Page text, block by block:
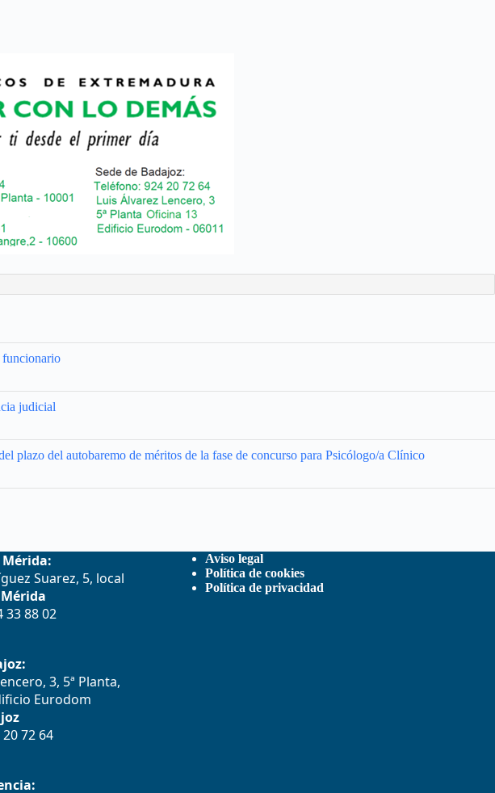
funcionario
judicial
plazo del autobaremo de méritos de la fase de concurso para Psicólogo/a Clínico
Mérida:
Suarez, 5, local
Mérida
33 88 02
3, 5ª Planta,
Eurodom
72 64
Aviso legal
Política de cookies
Política de privacidad